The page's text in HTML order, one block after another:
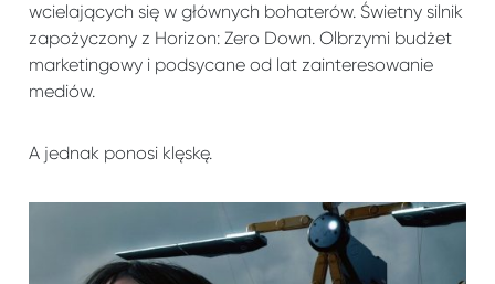
wcielających się w głównych bohaterów. Świetny silnik
zapożyczony z Horizon: Zero Down. Olbrzymi budżet
marketingowy i podsycane od lat zainteresowanie
mediów.
A jednak ponosi klęskę.